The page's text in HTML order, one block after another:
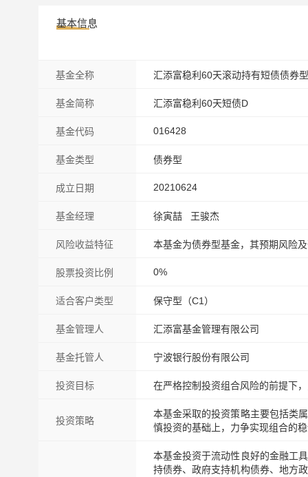
基本信息
基金全称 汇添富稳利60天滚动持有短债债券
基金简称 汇添富稳利60天短债D
基金代码 016428
基金类型 债券型
成立日期 20210624
基金经理 徐寅喆 王骏杰
风险收益特征 本基金为债券型基金，其预期风险
股票投资比例 0%
适合客户类型 保守型（C1）
基金管理人 汇添富基金管理有限公司
基金托管人 宁波银行股份有限公司
投资目标 在严格控制投资组合风险的前提下
投资策略
本基金采取的投资策略主要包括类
慎投资的基础上，力争实现组合的
本基金投资于流动性良好的金融工
持债券、政府支持机构债券、地方